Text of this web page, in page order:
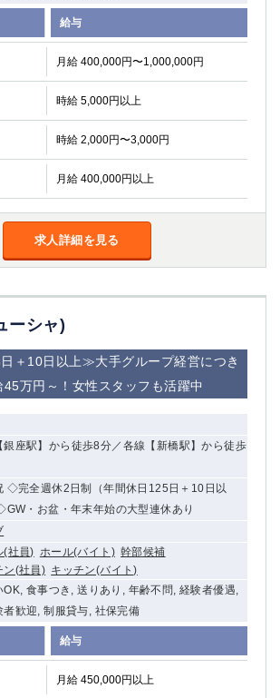
給与
月給 400,000円〜1,000,000円
時給 5,000円以上
時給 2,000円〜3,000円
月給 400,000円以上
求人詳細を見る
ーシャ)
＋10日以上≫大手グループ経営につき
万円～！女性スタッフも活躍中
銀座駅】から徒歩8分／各線【新橋駅】から徒歩
◇完全週休2日制（年間休日125日＋10日以
・お盆・年末年始の大型連休あり
(社員) ホール(バイト) 幹部候補
ン(社員) キッチン(バイト)
OK, 食事つき, 送りあり, 年齢不問, 経験者優遇,
者歓迎, 制服貸与, 社保完備
給与
月給 450,000円以上